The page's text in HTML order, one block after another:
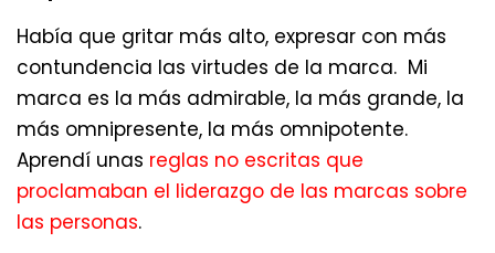
Había que gritar más alto, expresar con más
contundencia las virtudes de la marca. Mi
marca es la más admirable, la más grande, la
más omnipresente, la más omnipotente.
Aprendí unas reglas no escritas que
proclamaban el liderazgo de las marcas sobre
las personas.